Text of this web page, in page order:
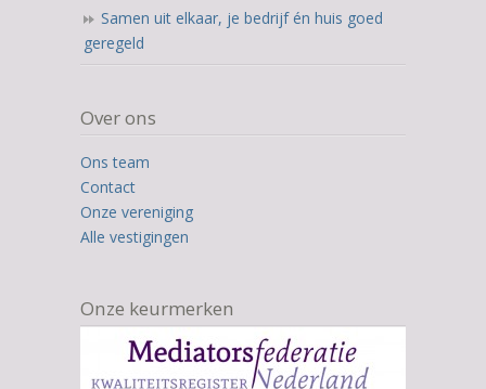
Samen uit elkaar, je bedrijf én huis goed
geregeld
Over ons
Ons team
Contact
Onze vereniging
Alle vestigingen
Onze keurmerken